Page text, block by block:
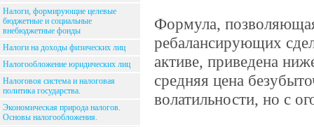
Налоги, формирующие целевые
бюджетные и социальные
внебюджетные фонды
Налоги на доходы физических лиц
Налогообложение юридических лиц
Налоговоя система и налоговая
политика государства.
Экономическая природа налогов.
Основы налогообложения.
Формула,
ребалансирующих
активе, приведена
средняя цена
волатильности, но с